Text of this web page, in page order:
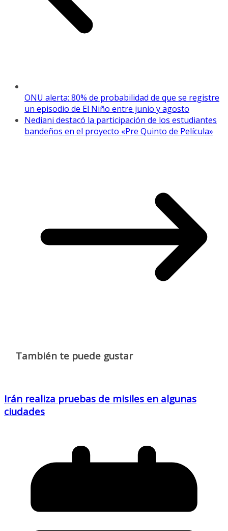
ONU alerta: 80% de probabilidad de que se registre
un episodio de El Niño entre junio y agosto
Nediani destacó la participación de los estudiantes
bandeños en el proyecto «Pre Quinto de Película»
También te puede gustar
Irán realiza pruebas de misiles en algunas
ciudades